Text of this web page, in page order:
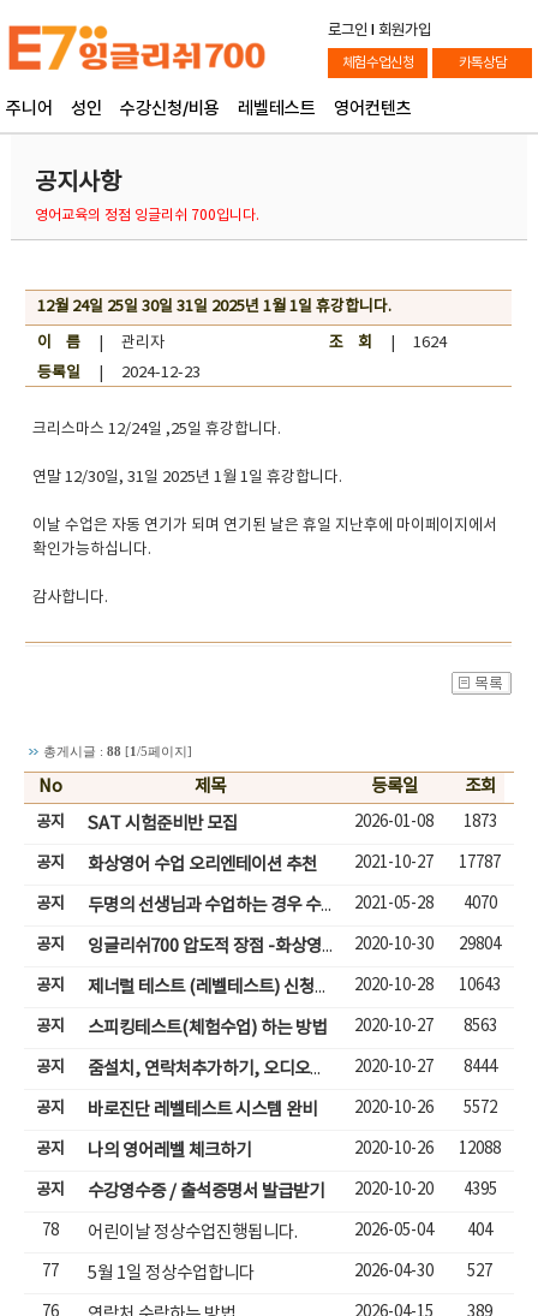
로그인 l 회원가입
체험수업신청 카톡상담
주니어 성인 수강신청/비용 레벨테스트 영어컨텐츠
공지사항
영어교육의 정점 잉글리쉬 700입니다.
12월 24일 25일 30일 31일 2025년 1월 1일 휴강합니다.
이 름| 관리자 조 회
| 1624
등록일| 2024-12-23
크리스마스 12/24일 ,25일 휴강합니다.
연말 12/30일, 31일 2025년 1월 1일 휴강합니다.
이날 수업은 자동 연기가 되며 연기된 날은 휴일 지난후에 마이페이지에서
확인가능하십니다.
감사합니다.
총게시글 : 88 [1 /5페이지]
No 제목 등록일 조회
공지 SAT 시험준비반 모집 2026-01-08 1873
공지 화상영어 수업 오리엔테이션 추천 2021-10-27 17787
공지 두명의 선생님과 수업하는 경우 수업입장하기 2021-05-28 4070
공지 잉글리쉬700 압도적 장점 -화상영어( 성인,어린이) 2020-10-30 29804
공지 제너럴 테스트 (레벨테스트) 신청하기 2020-10-28 10643
공지 스피킹테스트(체험수업) 하는 방법 2020-10-27 8563
공지 줌설치, 연락처추가하기, 오디오체크, 줌체팅으로 수업하기 2020-10-27 8444
공지 바로진단 레벨테스트 시스템 완비 2020-10-26 5572
공지 나의 영어레벨 체크하기 2020-10-26 12088
공지 수강영수증 / 출석증명서 발급받기 2020-10-20 4395
78 어린이날 정상수업진행됩니다. 2026-05-04 404
77 5월 1일 정상수업합니다 2026-04-30 527